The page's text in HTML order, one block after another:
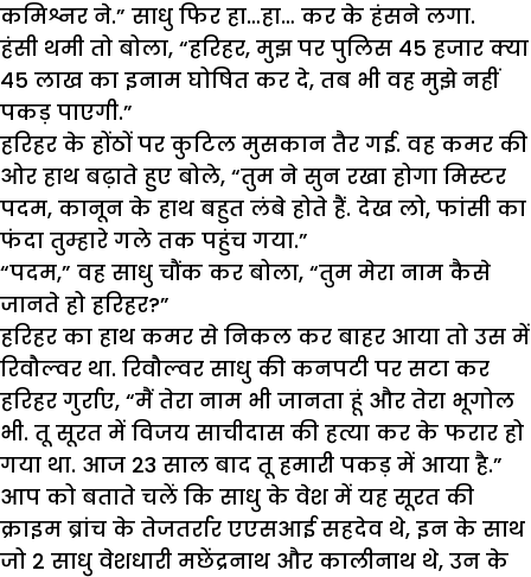
कमिश्नर ने.” साधु फिर हा…हा… कर के हंसने लगा.
हंसी थमी तो बोला, “हरिहर, मुझ पर पुलिस 45 हजार क्या
45 लाख का इनाम घोषित कर दे, तब भी वह मुझे नहीं
पकड़ पाएगी.”
हरिहर के होंठों पर कुटिल मुसकान तैर गई. वह कमर की
ओर हाथ बढ़ाते हुए बोले, “तुम ने सुन रखा होगा मिस्टर
पदम, कानून के हाथ बहुत लंबे होते हैं. देख लो, फांसी का
फंदा तुम्हारे गले तक पहुंच गया.”
“पदम,” वह साधु चौंक कर बोला, “तुम मेरा नाम कैसे
जानते हो हरिहर?”
हरिहर का हाथ कमर से निकल कर बाहर आया तो उस में
रिवौल्वर था. रिवौल्वर साधु की कनपटी पर सटा कर
हरिहर गुर्राए, “मैं तेरा नाम भी जानता हूं और तेरा भूगोल
भी. तू सूरत में विजय साचीदास की हत्या कर के फरार हो
गया था. आज 23 साल बाद तू हमारी पकड़ में आया है.”
आप को बताते चलें कि साधु के वेश में यह सूरत की
क्राइम ब्रांच के तेजतर्रार एएसआई सहदेव थे, इन के साथ
जो 2 साधु वेशधारी मछेंद्रनाथ और कालीनाथ थे, उन के